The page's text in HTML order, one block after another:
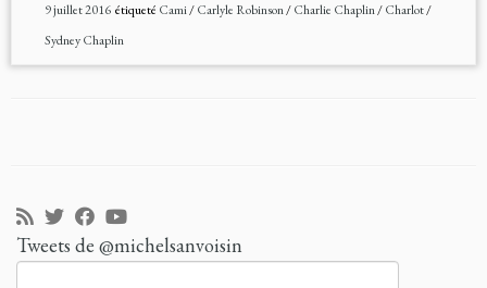
9 juillet 2016étiqueté Cami/Carlyle Robinson/Charlie Chaplin/Charlot/
Sydney Chaplin
Tweets de @michelsanvoisin